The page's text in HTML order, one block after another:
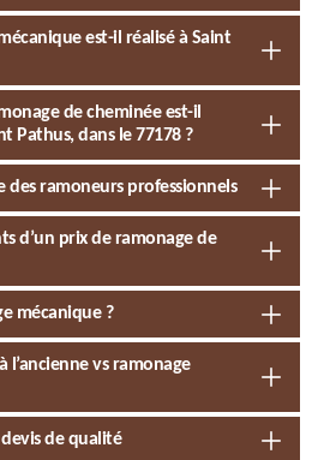
est-il réalisé à Saint
de cheminée est-il
Pathus, dans le 77178 ?
des ramoneurs professionnels
d’un prix de ramonage de
mécanique ?
l’ancienne vs ramonage
devis de qualité